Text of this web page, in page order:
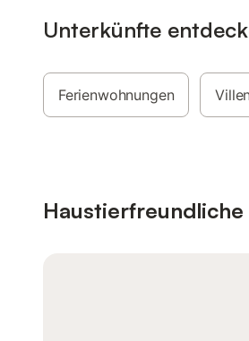
Unterkünfte
Ferienwohnungen